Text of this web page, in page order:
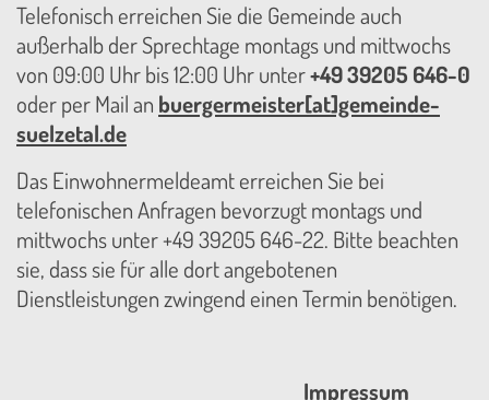
Telefonisch erreichen Sie die Gemeinde auch
außerhalb der Sprechtage montags und mittwochs
von 09:00 Uhr bis 12:00 Uhr unter+49 39205 646-0
oder per Mail an buergermeister[at]gemeinde-
suelzetal.de
Das Einwohnermeldeamt erreichen Sie bei
telefonischen Anfragen bevorzugt montags und
mittwochs unter +49 39205 646-22. Bitte beachten
sie, dass sie für alle dort angebotenen
Dienstleistungen zwingend einen Termin benötigen.
Impressum